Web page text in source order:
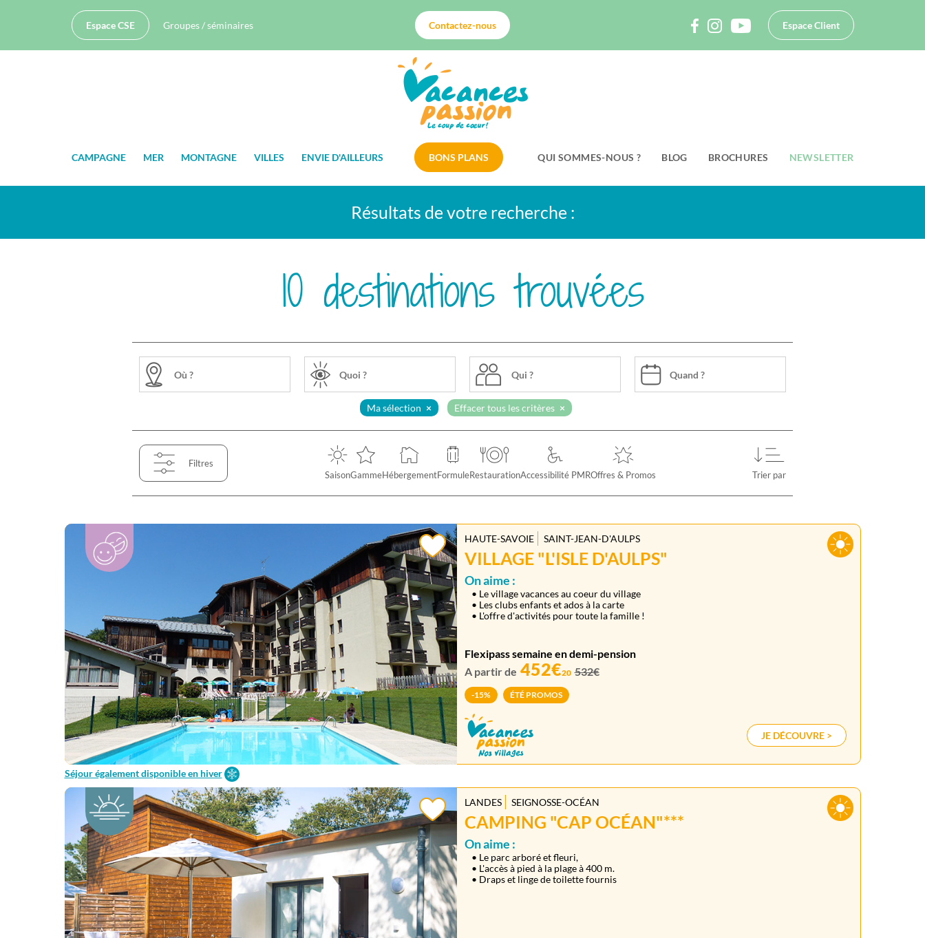
Espace CSE Groupes / séminaires Contactez-nous Espace Client
CAMPAGNE MER MONTAGNE VILLES ENVIE D'AILLEURS BONS PLANS QUI SOMMES-NOUS ? BLOG BROCHURES NEWSLETTER
Résultats de votre recherche :
10 destinations trouvées
Qui ?
Ma sélection Effacer tous les critères
Filtres
SaisonGammeHébergementFormuleRestaurationAccessibilité PMROffres & Promos Trier par
HAUTE-SAVOIE SAINT-JEAN-D'AULPS
VILLAGE "L'ISLE D'AULPS"
On aime :
• Le village vacances au coeur du village
• Les clubs enfants et ados à la carte
• L'offre d'activités pour toute la famille !
Flexipass semaine en demi-pension
A partir de 452€20 532€
-15% ÉTÉ PROMOS
JE DÉCOUVRE >
Séjour également disponible en hiver
LANDES SEIGNOSSE-OCÉAN
CAMPING "CAP OCÉAN"***
On aime :
• Le parc arboré et fleuri,
• L'accès à pied à la plage à 400 m.
• Draps et linge de toilette fournis